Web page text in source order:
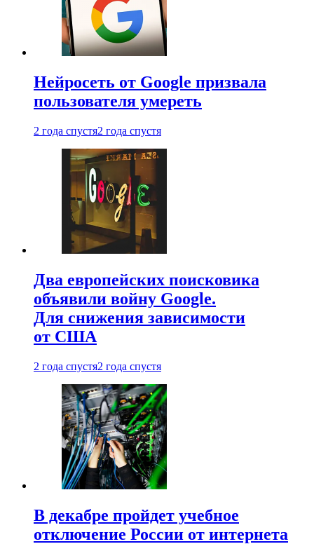
Нейросеть от Google призвала
пользователя умереть
2 года спустя2 года спустя
Два европейских поисковика
объявили войну Google.
Для снижения зависимости
от США
2 года спустя2 года спустя
В декабре пройдет учебное
отключение России от интернета